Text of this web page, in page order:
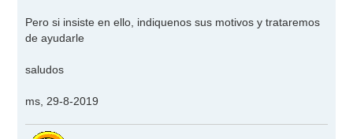
Pero si insiste en ello, indiquenos sus motivos y trataremos
de ayudarle
saludos
ms, 29-8-2019